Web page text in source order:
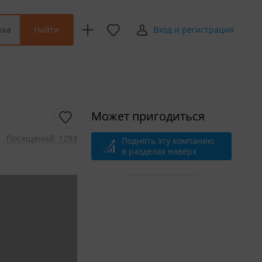
Найти Вход и регистрация
Посещений: 1293
Может пригодиться
Поднять эту компанию
в разделах наверх